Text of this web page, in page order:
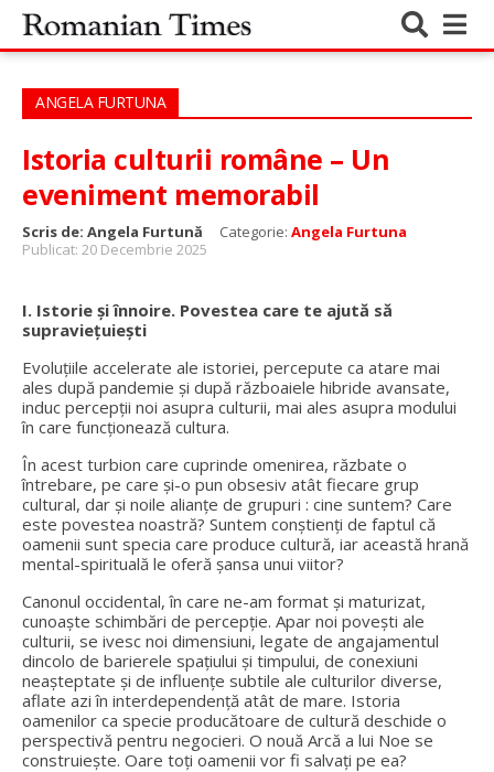
ANGELA FURTUNA
Istoria culturii române – Un
eveniment memorabil
Scris de: Angela Furtună Categorie: Angela Furtuna
Publicat: 20 Decembrie 2025
I. Istorie și înnoire. Povestea care te ajută să
supraviețuiești
Evoluțiile accelerate ale istoriei, percepute ca atare mai
ales după pandemie și după războaiele hibride avansate,
induc percepții noi asupra culturii, mai ales asupra modului
în care funcționează cultura.
În acest turbion care cuprinde omenirea, răzbate o
întrebare, pe care și-o pun obsesiv atât fiecare grup
cultural, dar și noile alianțe de grupuri : cine suntem? Care
este povestea noastră? Suntem conștienți de faptul că
oamenii sunt specia care produce cultură, iar această hrană
mental-spirituală le oferă șansa unui viitor?
Canonul occidental, în care ne-am format și maturizat,
cunoaște schimbări de percepție. Apar noi povești ale
culturii, se ivesc noi dimensiuni, legate de angajamentul
dincolo de barierele spațiului și timpului, de conexiuni
neașteptate și de influențe subtile ale culturilor diverse,
aflate azi în interdependență atât de mare. Istoria
oamenilor ca specie producătoare de cultură deschide o
perspectivă pentru negocieri. O nouă Arcă a lui Noe se
construiește. Oare toți oamenii vor fi salvați pe ea?